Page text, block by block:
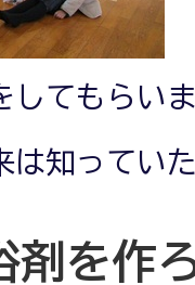
してもらい
は知ってい
剤を作